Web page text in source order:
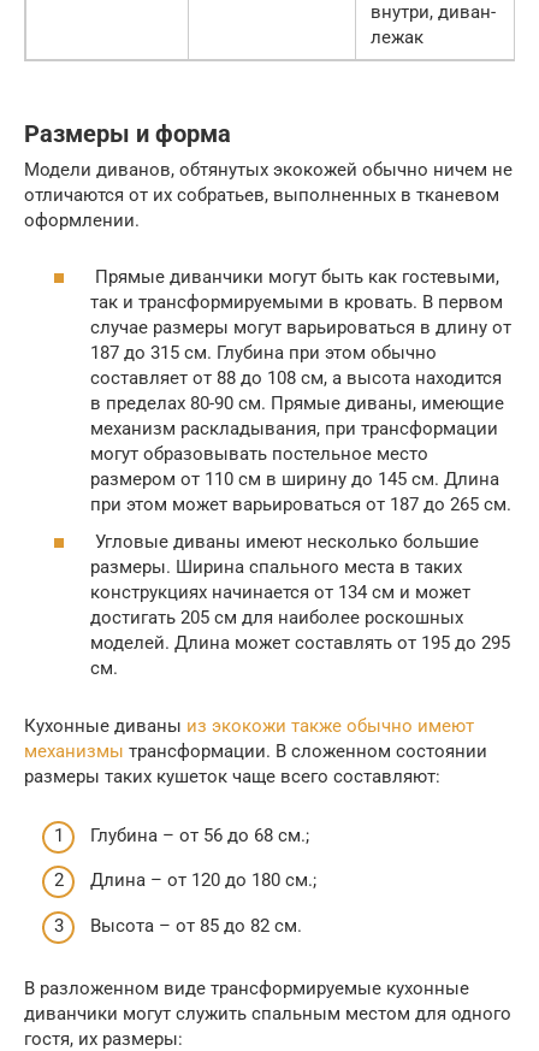
внутри, диван-
лежак
Размеры и форма
Модели диванов, обтянутых экокожей обычно ничем не
отличаются от их собратьев, выполненных в тканевом
оформлении.
Прямые диванчики могут быть как гостевыми,
так и трансформируемыми в кровать. В первом
случае размеры могут варьироваться в длину от
187 до 315 см. Глубина при этом обычно
составляет от 88 до 108 см, а высота находится
в пределах 80-90 см. Прямые диваны, имеющие
механизм раскладывания, при трансформации
могут образовывать постельное место
размером от 110 см в ширину до 145 см. Длина
при этом может варьироваться от 187 до 265 см.
Угловые диваны имеют несколько большие
размеры. Ширина спального места в таких
конструкциях начинается от 134 см и может
достигать 205 см для наиболее роскошных
моделей. Длина может составлять от 195 до 295
см.
Кухонные диваны из экокожи также обычно имеют
механизмы трансформации. В сложенном состоянии
размеры таких кушеток чаще всего составляют:
Глубина – от 56 до 68 см.;
Длина – от 120 до 180 см.;
Высота – от 85 до 82 см.
В разложенном виде трансформируемые кухонные
диванчики могут служить спальным местом для одного
гостя, их размеры: